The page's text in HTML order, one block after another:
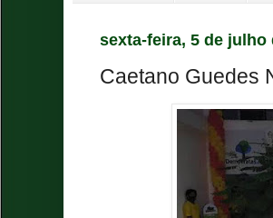
sexta-feira, 5 de julho
Caetano Guedes